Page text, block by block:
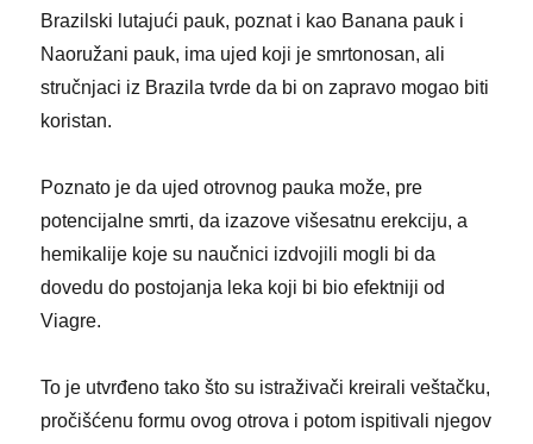
Brazilski lutajući pauk, poznat i kao Banana pauk i
Naoružani pauk, ima ujed koji je smrtonosan, ali
stručnjaci iz Brazila tvrde da bi on zapravo mogao biti
koristan.
Poznato je da ujed otrovnog pauka može, pre
potencijalne smrti, da izazove višesatnu erekciju, a
hemikalije koje su naučnici izdvojili mogli bi da
dovedu do postojanja leka koji bi bio efektniji od
Viagre.
To je utvrđeno tako što su istraživači kreirali veštačku,
pročišćenu formu ovog otrova i potom ispitivali njegov